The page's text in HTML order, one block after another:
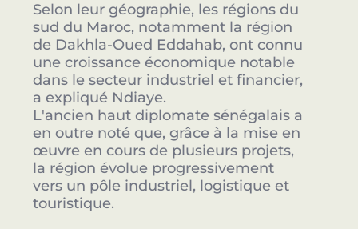
Selon leur géographie, les régions du
sud du Maroc, notamment la région
de Dakhla-Oued Eddahab, ont connu
une croissance économique notable
dans le secteur industriel et financier,
a expliqué Ndiaye.
L'ancien haut diplomate sénégalais a
en outre noté que, grâce à la mise en
œuvre en cours de plusieurs projets,
la région évolue progressivement
vers un pôle industriel, logistique et
touristique.